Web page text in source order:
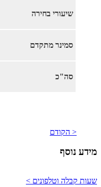
שיעורי בחירה
סמינר מתקדם
סה"כ
< הקודם
מידע נוסף
שעות קבלה וטלפונים >